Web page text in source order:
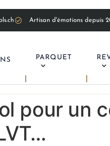
Artisan d'émotions depuis
PARQUET
pour un